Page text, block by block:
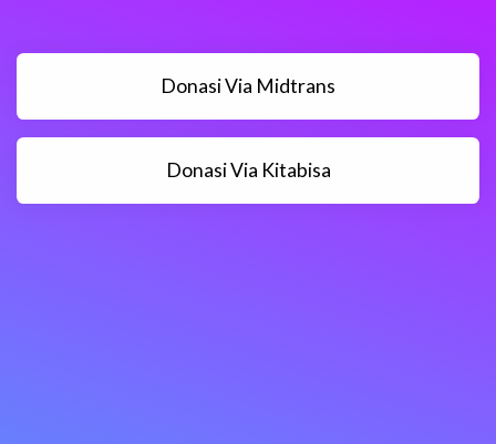
Donasi Via Midtrans
Donasi Via Kitabisa